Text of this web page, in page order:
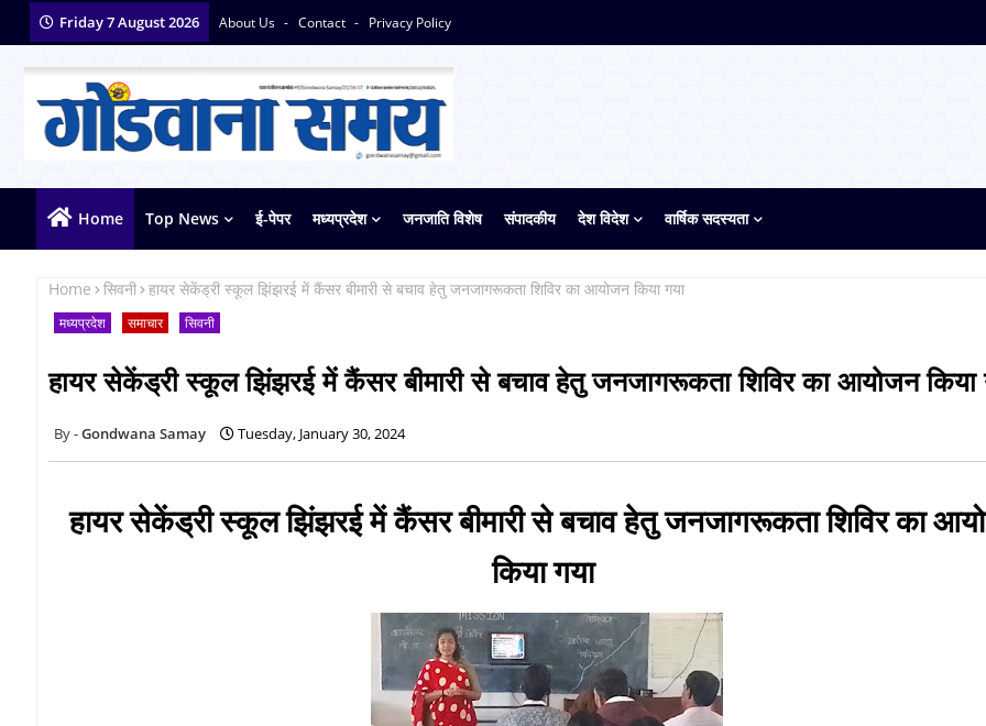
Friday 7 August 2026 About Us Contact Privacy Policy
Home Top News ई-पेपर मध्यप्रदेश जनजाति विशेष संपादकीय देश विदेश वार्षिक सदस्यता
Home सिवनी हायर सेकेंड्री स्कूल झिंझरई में कैंसर बीमारी से बचाव हेतु जनजागरूकता शिविर का आयोजन किया गया
मध्यप्रदेश समाचार सिवनी
हायर सेकेंड्री स्कूल झिंझरई में कैंसर बीमारी से बचाव हेतु जनजागरूकता शिविर का आयोजन किया
Gondwana Samay Tuesday, January 30, 2024
हायर सेकेंड्री स्कूल झिंझरई में कैंसर बीमारी से बचाव हेतु जनजागरूकता शिविर का
किया गया